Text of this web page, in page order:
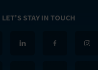
LET'S STAY IN TOUCH